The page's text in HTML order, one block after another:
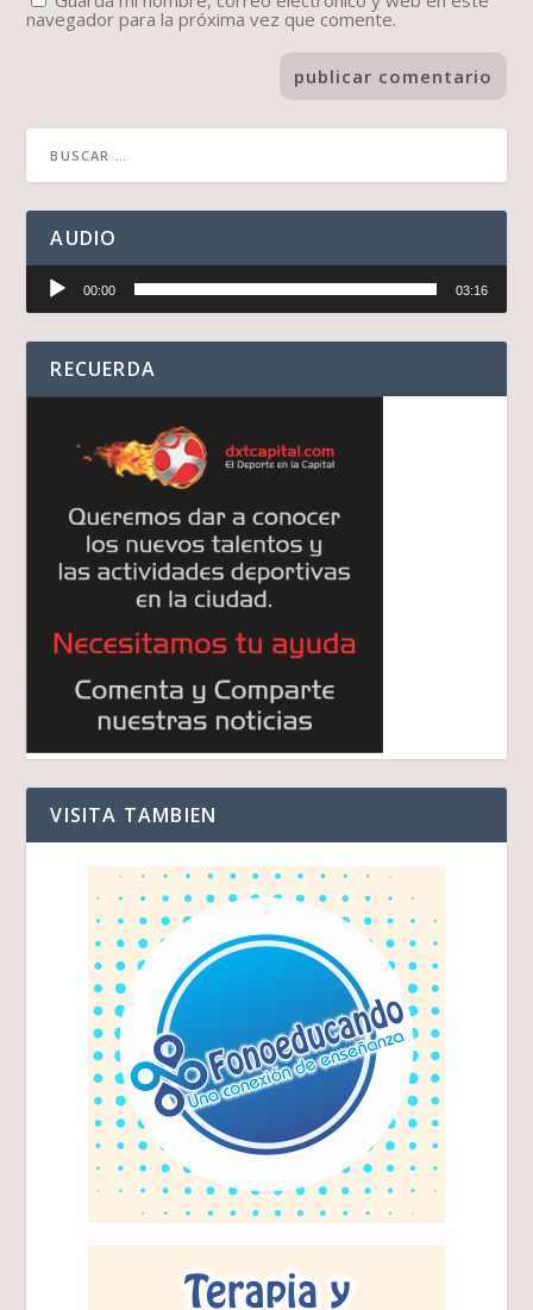
navegador para la próxima vez que comente.
AUDIO
audio
00:00 03:16
RECUERDA
VISITA TAMBIEN